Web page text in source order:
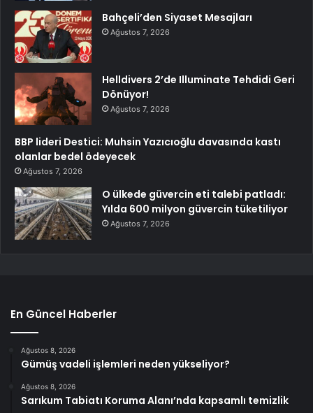
Bahçeli’den Siyaset Mesajları
Ağustos 7, 2026
Helldivers 2’de Illuminate Tehdidi Geri
Dönüyor!
Ağustos 7, 2026
BBP lideri Destici: Muhsin Yazıcıoğlu davasında kastı
olanlar bedel ödeyecek
Ağustos 7, 2026
O ülkede güvercin eti talebi patladı:
Yılda 600 milyon güvercin tüketiliyor
Ağustos 7, 2026
En Güncel Haberler
Ağustos 8, 2026
Gümüş vadeli işlemleri neden yükseliyor?
Ağustos 8, 2026
Sarıkum Tabiatı Koruma Alanı’nda kapsamlı temizlik